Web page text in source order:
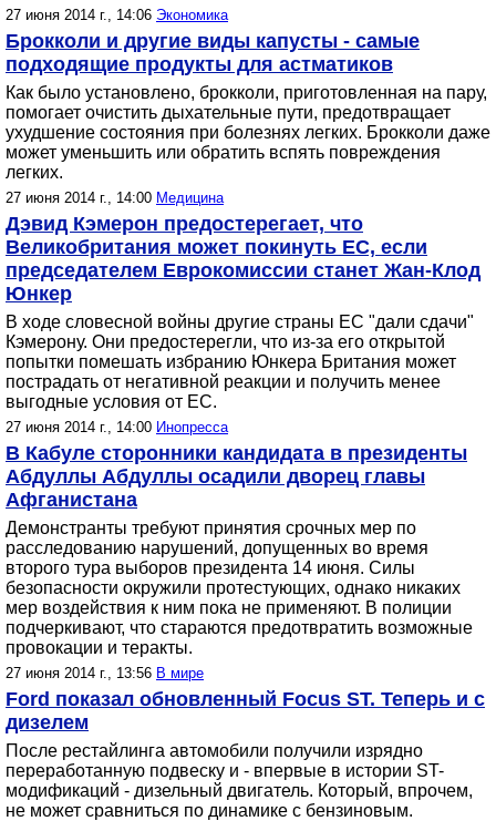
27 июня 2014 г., 14:06 Экономика
Брокколи и другие виды капусты - самые
подходящие продукты для астматиков
Как было установлено, брокколи, приготовленная на пару,
помогает очистить дыхательные пути, предотвращает
ухудшение состояния при болезнях легких. Брокколи даже
может уменьшить или обратить вспять повреждения
легких.
27 июня 2014 г., 14:00 Медицина
Дэвид Кэмерон предостерегает, что
Великобритания может покинуть ЕС, если
председателем Еврокомиссии станет Жан-Клод
Юнкер
В ходе словесной войны другие страны ЕС "дали сдачи"
Кэмерону. Они предостерегли, что из-за его открытой
попытки помешать избранию Юнкера Британия может
пострадать от негативной реакции и получить менее
выгодные условия от ЕС.
27 июня 2014 г., 14:00 Инопресса
В Кабуле сторонники кандидата в президенты
Абдуллы Абдуллы осадили дворец главы
Афганистана
Демонстранты требуют принятия срочных мер по
расследованию нарушений, допущенных во время
второго тура выборов президента 14 июня. Силы
безопасности окружили протестующих, однако никаких
мер воздействия к ним пока не применяют. В полиции
подчеркивают, что стараются предотвратить возможные
провокации и теракты.
27 июня 2014 г., 13:56 В мире
Ford показал обновленный Focus ST. Теперь и с
дизелем
После рестайлинга автомобили получили изрядно
переработанную подвеску и - впервые в истории ST-
модификаций - дизельный двигатель. Который, впрочем,
не может сравниться по динамике с бензиновым.